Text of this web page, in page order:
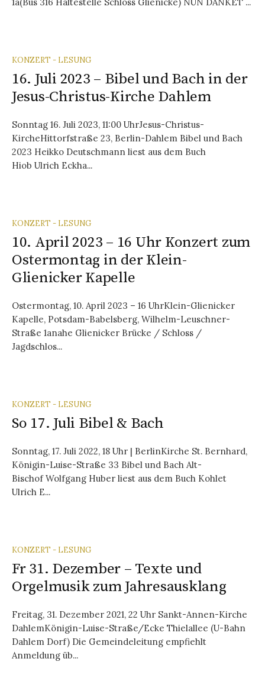
KONZERT - LESUNG
16. Juli 2023 – Bibel und Bach in der
Jesus-Christus-Kirche Dahlem
Sonntag 16. Juli 2023, 11:00 UhrJesus-Christus-
KircheHittorfstraße 23, Berlin-Dahlem Bibel und Bach
2023 Heikko Deutschmann liest aus dem Buch
Hiob Ulrich Eckha...
KONZERT - LESUNG
10. April 2023 – 16 Uhr Konzert zum
Ostermontag in der Klein-
Glienicker Kapelle
Ostermontag, 10. April 2023 – 16 UhrKlein-Glienicker
Kapelle, Potsdam-Babelsberg, Wilhelm-Leuschner-
Straße 1anahe Glienicker Brücke / Schloss /
Jagdschlos...
KONZERT - LESUNG
So 17. Juli Bibel & Bach
Sonntag, 17. Juli 2022, 18 Uhr | BerlinKirche St. Bernhard,
Königin-Luise-Straße 33 Bibel und Bach Alt-
Bischof Wolfgang Huber liest aus dem Buch Kohlet
Ulrich E...
KONZERT - LESUNG
Fr 31. Dezember – Texte und
Orgelmusik zum Jahresausklang
Freitag, 31. Dezember 2021, 22 Uhr Sankt-Annen-Kirche
DahlemKönigin-Luise-Straße/Ecke Thielallee (U-Bahn
Dahlem Dorf) Die Gemeindeleitung empfiehlt
Anmeldung üb...